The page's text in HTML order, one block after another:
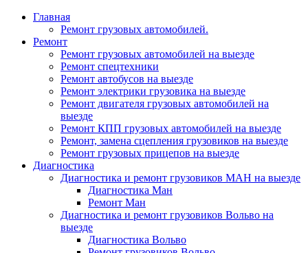
Главная
Ремонт грузовых автомобилей.
Ремонт
Ремонт грузовых автомобилей на выезде
Ремонт спецтехники
Ремонт автобусов на выезде
Ремонт электрики грузовика на выезде
Ремонт двигателя грузовых автомобилей на
выезде
Ремонт КПП грузовых автомобилей на выезде
Ремонт, замена сцепления грузовиков на выезде
Ремонт грузовых прицепов на выезде
Диагностика
Диагностика и ремонт грузовиков МАН на выезде
Диагностика Ман
Ремонт Ман
Диагностика и ремонт грузовиков Вольво на
выезде
Диагностика Вольво